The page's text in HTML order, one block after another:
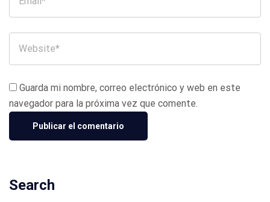
Guarda mi nombre, correo electrónico y web en este
navegador para la próxima vez que comente.
Search